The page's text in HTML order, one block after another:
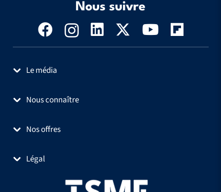
Nous suivre
Le média
Nous connaître
Nos offres
Légal